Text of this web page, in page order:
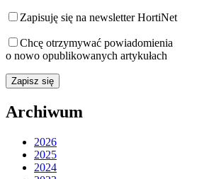
Zapisuję się na newsletter HortiNet
Chcę otrzymywać powiadomienia
o nowo opublikowanych artykułach
Archiwum
2026
2025
2024